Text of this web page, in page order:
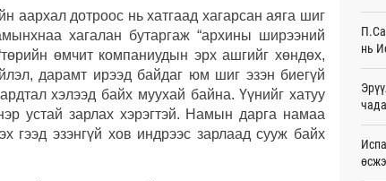
аархал дотроос нь хатгаад хагарсан аяга шиг
хагалан бутаргаж “архины ширээний
өмчит компаниудын эрх ашгийг хөндөх,
дарамт ирээд байдаг юм шиг эзэн биегүй
хэлээд байх муухай байна. Үүнийг хатуу
устай зарлах хэрэгтэй. Намын дарга намаа
гээд эзэнгүй хов индрээс зарлаад сууж байх
нь